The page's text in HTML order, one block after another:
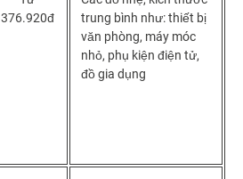
376.920đ
trung bình như: thiết bị
văn phòng, máy móc
nhỏ, phụ kiện điện tử,
đồ gia dụng